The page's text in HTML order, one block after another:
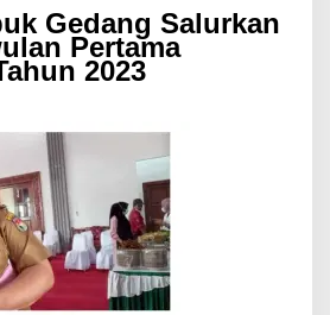
Gedang Salurkan
Pertama
2023